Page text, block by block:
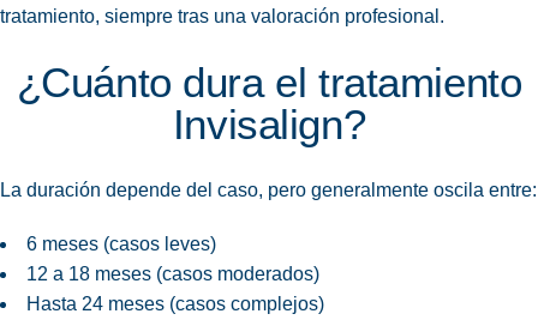
tratamiento, siempre tras una valoración profesional.
¿Cuánto dura el tratamiento
Invisalign?
La duración depende del caso, pero generalmente oscila entre:
6 meses (casos leves)
12 a 18 meses (casos moderados)
Hasta 24 meses (casos complejos)